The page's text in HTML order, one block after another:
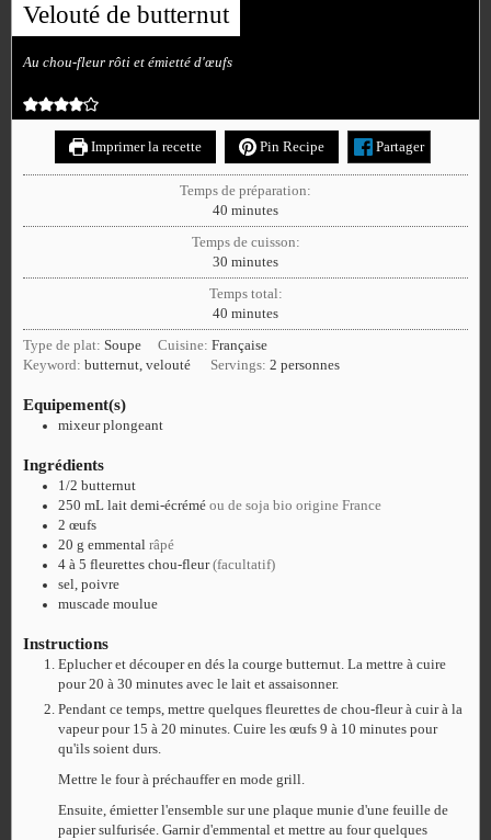
Velouté de butternut
Au chou-fleur rôti et émietté d'œufs
Imprimer la recette Pin Recipe Partager
Temps de préparation:
40 minutes
Temps de cuisson:
30 minutes
Temps total:
40 minutes
Type de plat: Soupe Cuisine:Française
Keyword: butternut, velouté Servings:2 personnes
Equipement(s)
mixeur plongeant
Ingrédients
1/2 butternut
250 mL lait demi-écrémé ou de soja bio origine France
2 œufs
20 g emmental râpé
4 à 5 fleurettes chou-fleur (facultatif)
sel, poivre
muscade moulue
Instructions
Eplucher et découper en dés la courge butternut. La mettre à cuire
pour 20 à 30 minutes avec le lait et assaisonner.
Pendant ce temps, mettre quelques fleurettes de chou-fleur à cuir à la
vapeur pour 15 à 20 minutes. Cuire les œufs 9 à 10 minutes pour
qu'ils soient durs.
Mettre le four à préchauffer en mode grill.
Ensuite, émietter l'ensemble sur une plaque munie d'une feuille de
papier sulfurisée. Garnir d'emmental et mettre au four quelques